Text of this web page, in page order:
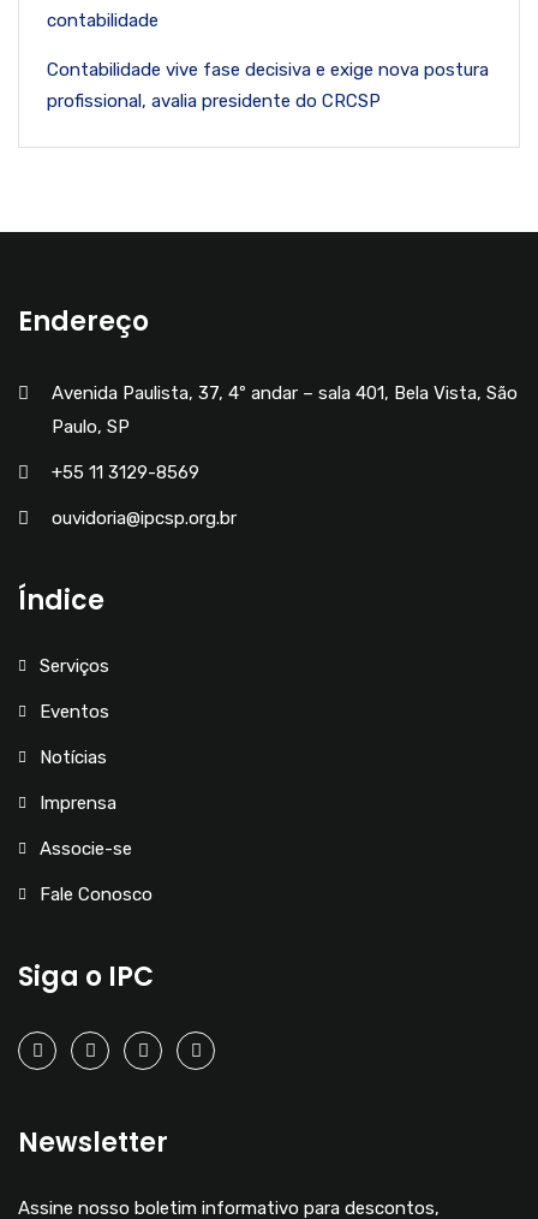
contabilidade
Contabilidade vive fase decisiva e exige nova postura
profissional, avalia presidente do CRCSP
Endereço
Avenida Paulista, 37, 4º andar – sala 401, Bela Vista, São
Paulo, SP
+55 11 3129-8569
ouvidoria@ipcsp.org.br
Índice
Serviços
Eventos
Notícias
Imprensa
Associe-se
Fale Conosco
Siga o IPC
Newsletter
Assine nosso boletim informativo para descontos,